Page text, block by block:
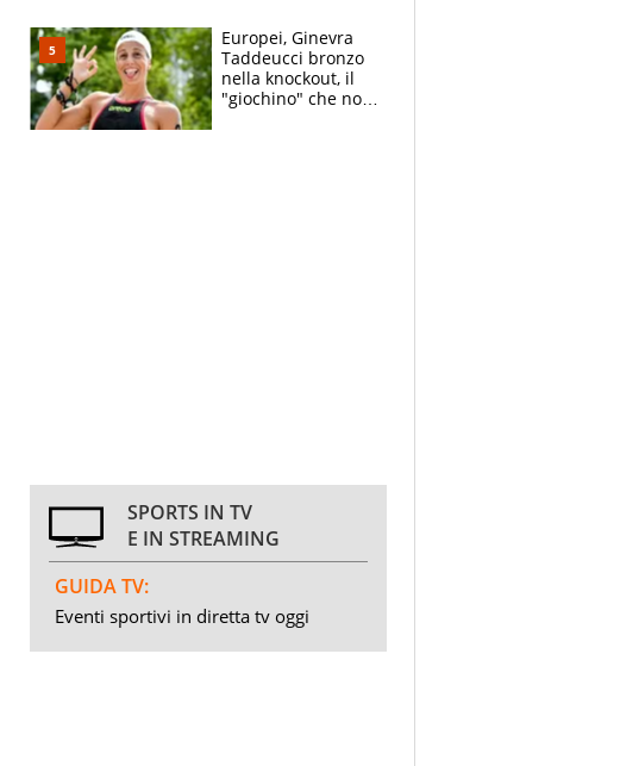
Lucca
Europei, Ginevra
Taddeucci bronzo
nella knockout, il
"giochino" che non
SPORTS IN TV
E IN STREAMING
GUIDA TV:
Eventi sportivi in diretta tv oggi